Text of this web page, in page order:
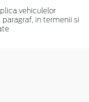
vehiculelor
in termenii si